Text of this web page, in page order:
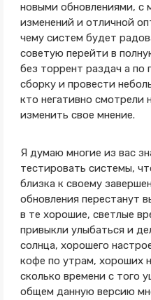
новыми обновлениями, с
изменений и отличной
чему систем будет
советую перейти в
без торрент раздач а
сборку и провести
кто негативно смотрели
изменить свое мнение.
Я думаю многие из вас
тестировать системы,
близка к своему
обновления перестанут
в те хорошие, светлые
привыкли улыбаться и
солнца, хорошего
кофе по утрам, хороших
сколько времени с того
общем данную версию